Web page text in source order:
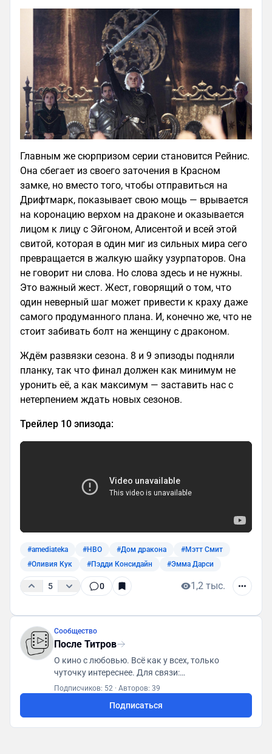
Главным же сюрпризом серии становится Рейнис.
Она сбегает из своего заточения в Красном
замке, но вместо того, чтобы отправиться на
Дрифтмарк, показывает свою мощь — врывается
на коронацию верхом на драконе и оказывается
лицом к лицу с Эйгоном, Алисентой и всей этой
свитой, которая в один миг из сильных мира сего
превращается в жалкую шайку узурпаторов. Она
не говорит ни слова. Но слова здесь и не нужны.
Это важный жест. Жест, говорящий о том, что
один неверный шаг может привести к краху даже
самого продуманного плана. И, конечно же, что не
стоит забивать болт на женщину с драконом.
Ждём развязки сезона. 8 и 9 эпизоды подняли
планку, так что финал должен как минимум не
уронить её, а как максимум — заставить нас с
нетерпением ждать новых сезонов.
Трейлер 10 эпизода:
#amediateka #HBO #Дом дракона
#Мэтт Смит
#Оливия Кук
#Пэдди Консидайн #Эмма Дарси
5 0 1,2 тыс.
Сообщество
После Титров
О кино с любовью. Всё как у всех, только
чуточку интереснее. Для связи:
posletitrov@yandex.ru
Подписчиков: 52 · Авторов: 39
Подписаться